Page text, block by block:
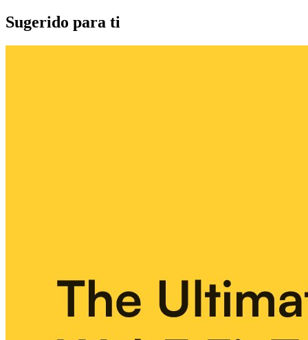
Sugerido para ti